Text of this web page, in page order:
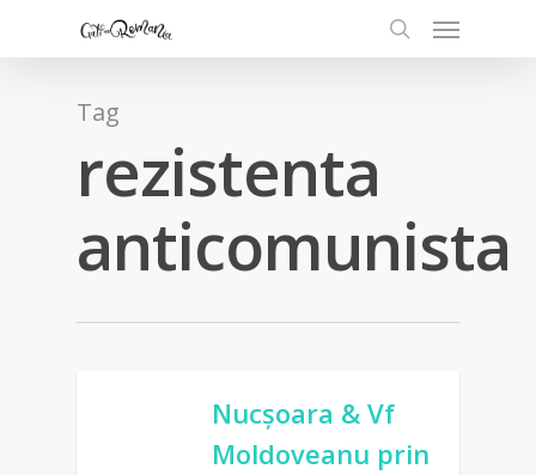
Tag
rezistenta
anticomunista
Nucșoara & Vf
Moldoveanu prin